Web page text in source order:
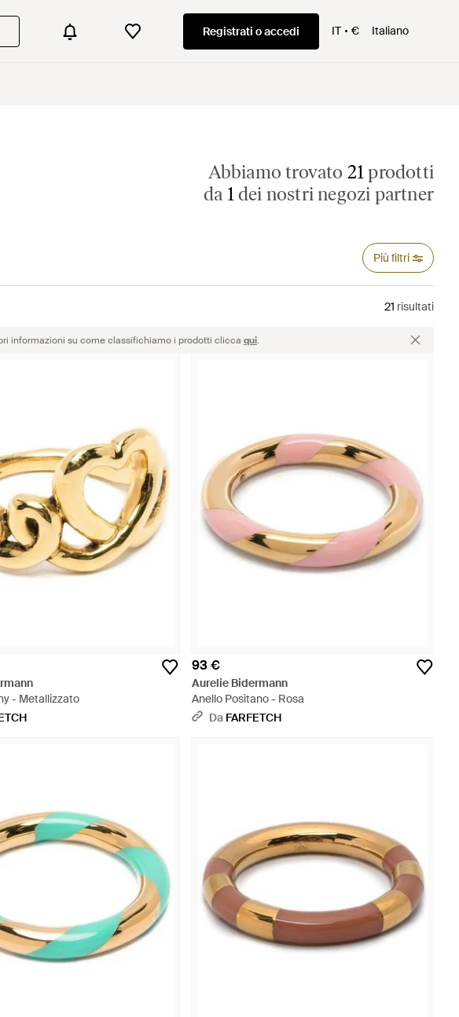
Registrati o accedi IT € Italiano
Abbiamo trovato 21prodotti
da 1 dei nostri negozi partner
Più filtri
21 risultati
informazioni su come classifichiamo i prodotti clicca qui.
- Metallizzato
93 €
Aurelie Bidermann
Anello Positano - Rosa
Da FARFETCH